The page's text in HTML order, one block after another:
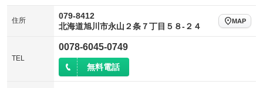
住所
079-8412
北海道旭川市永山２条７丁目５８‐２４
MAP
TEL
0078-6045-0749
無料電話